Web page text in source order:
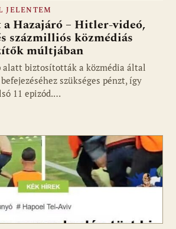
JELENTEM
Hazajáró – Hitler-videó,
százmilliós közmédiás
múltjában
alatt biztosították a közmédia által
szükséges pénzt, így
11 epizód.…